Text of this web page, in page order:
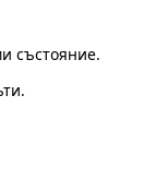
състояние.